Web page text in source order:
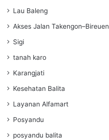
Lau Baleng
Akses Jalan Takengon–Bireuen
Sigi
tanah karo
Karangjati
Kesehatan Balita
Layanan Alfamart
Posyandu
posyandu balita